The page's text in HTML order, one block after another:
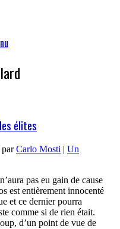
élites
parCarlo Mosti | Un
pas eu gain de cause
est entièrement innocenté
et ce dernier pourra
comme si de rien était.
d’un point de vue de